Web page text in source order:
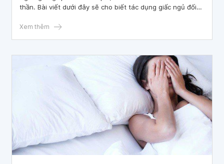
thần. Bài viết dưới đây sẽ cho biết tác dụng giấc ngủ đối
Xem thêm